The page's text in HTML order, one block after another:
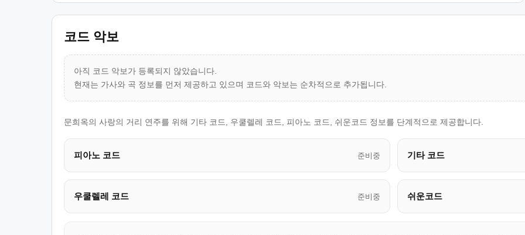
코드 악보
아직 코드 악보가 등록되지 않았습니다.
현재는 가사와 곡 정보를 먼저 제공하고 있으며 코드와 악보는 순차적으로 추가됩니다.
문희옥의 사랑의 거리 연주를 위해 기타 코드, 우쿨렐레 코드, 피아노 코드, 쉬운코드 정보를 단계적으로 제공합니다.
피아노 코드 준비중 기타 코드
우쿨렐레 코드 준비중 쉬운코드